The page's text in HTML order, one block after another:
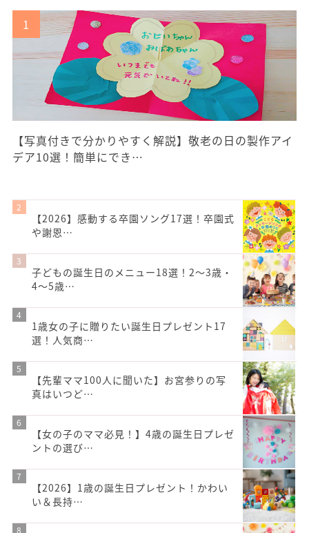
【写真付きで分かりやすく解説】敬老の日の製作アイ
デア10選！簡単にでき…
【2026】感動する卒園ソング17選！卒園式
や謝恩…
子どもの誕生日のメニュー18選！2～3歳・
4～5歳…
1歳女の子に贈りたい誕生日プレゼント17
選！人気商…
【先輩ママ100人に聞いた】お宮参りの写
真はいつど…
【女の子のママ必見！】4歳の誕生日プレゼ
ントの選び…
【2026】1歳の誕生日プレゼント！かわい
い＆長持…